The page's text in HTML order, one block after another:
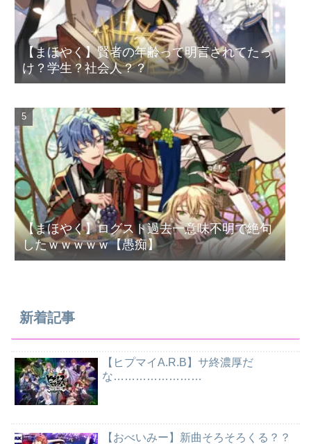
【まほやく】賢者の年齢って明言されてたっ
け？学生？社会人？？
【まほやく】ログスト過去一意味不明で絶句
したｗｗｗｗｗ【愚痴】
新着記事
【ヒプマイA.R.B】サ終濃厚だ
な……………………
【おべいみー】新曲そろそろくる？？